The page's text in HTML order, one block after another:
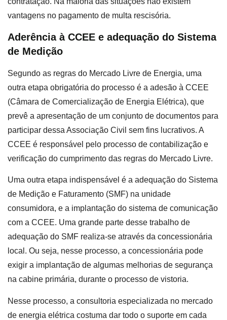
vantagens no pagamento de multa rescisória.
Aderência à CCEE e adequação do Sistema
de Medição
Segundo as regras do Mercado Livre de Energia, uma
outra etapa obrigatória do processo é a adesão à CCEE
(Câmara de Comercialização de Energia Elétrica), que
prevê a apresentação de um conjunto de documentos para
participar dessa Associação Civil sem fins lucrativos. A
CCEE é responsável pelo processo de contabilização e
verificação do cumprimento das regras do Mercado Livre.
Uma outra etapa indispensável é a adequação do Sistema
de Medição e Faturamento (SMF) na unidade
consumidora, e a implantação do sistema de comunicação
com a CCEE. Uma grande parte desse trabalho de
adequação do SMF realiza-se através da concessionária
local. Ou seja, nesse processo, a concessionária pode
exigir a implantação de algumas melhorias de segurança
na cabine primária, durante o processo de vistoria.
Nesse processo, a consultoria especializada no mercado
de energia elétrica costuma dar todo o suporte em cada